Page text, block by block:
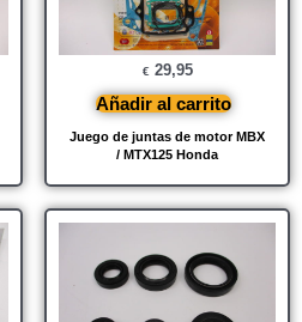
Juego de juntas de motor MBX
/ MTX125 Honda
€ 29,95
Añadir al carrito